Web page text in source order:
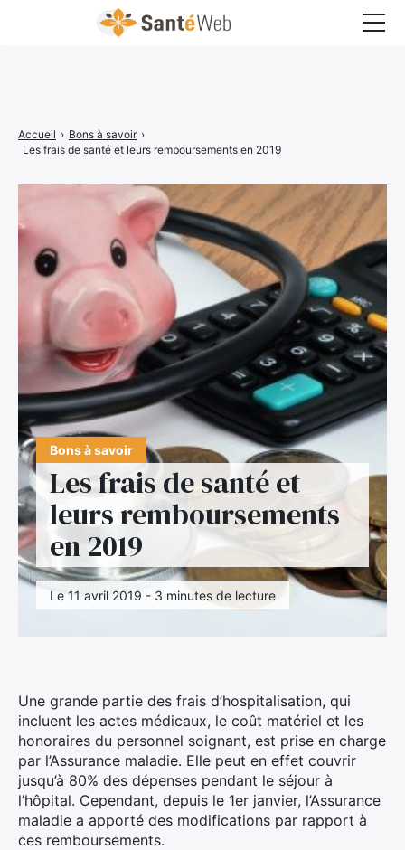
Bons à savoir
Les frais de santé et
leurs remboursements
en 2019
Le 11 avril 2019 - 3 minutes de lecture
Accueil › Bons à savoir ›
Les frais de santé et leurs remboursements en 2019
Une grande partie des frais d’hospitalisation, qui
incluent les actes médicaux, le coût matériel et les
honoraires du personnel soignant, est prise en charge
par l’Assurance maladie. Elle peut en effet couvrir
jusqu’à 80% des dépenses pendant le séjour à
l’hôpital. Cependant, depuis le 1er janvier, l’Assurance
maladie a apporté des modifications par rapport à
ces remboursements.
Chirurgie
Grossesse
Maladies
Médecine
Psychologie
Santé pratique
Sexualité